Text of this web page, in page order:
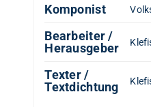
Komponist
Bearbeiter /
Herausgeber
Texter /
Textdichtung